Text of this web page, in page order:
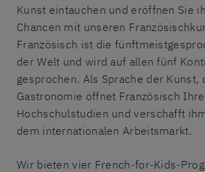
Kunst eintauchen und eröffnen Sie
Chancen mit unseren
Französisch ist die
der Welt und wird auf allen fünf
gesprochen. Als Sprache der Kunst,
Gastronomie öffnet Französisch
Hochschulstudien und verschafft
dem internationalen Arbeitsmarkt.
Wir bieten vier French-for-Kids-